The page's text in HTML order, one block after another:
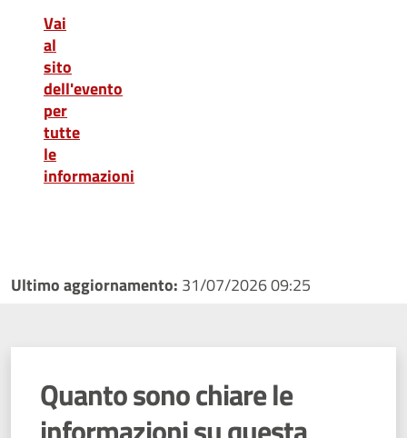
Vai
al
sito
dell'evento
per
tutte
le
informazioni
Ultimo aggiornamento: 31/07/2026 09:25
Quanto sono chiare le